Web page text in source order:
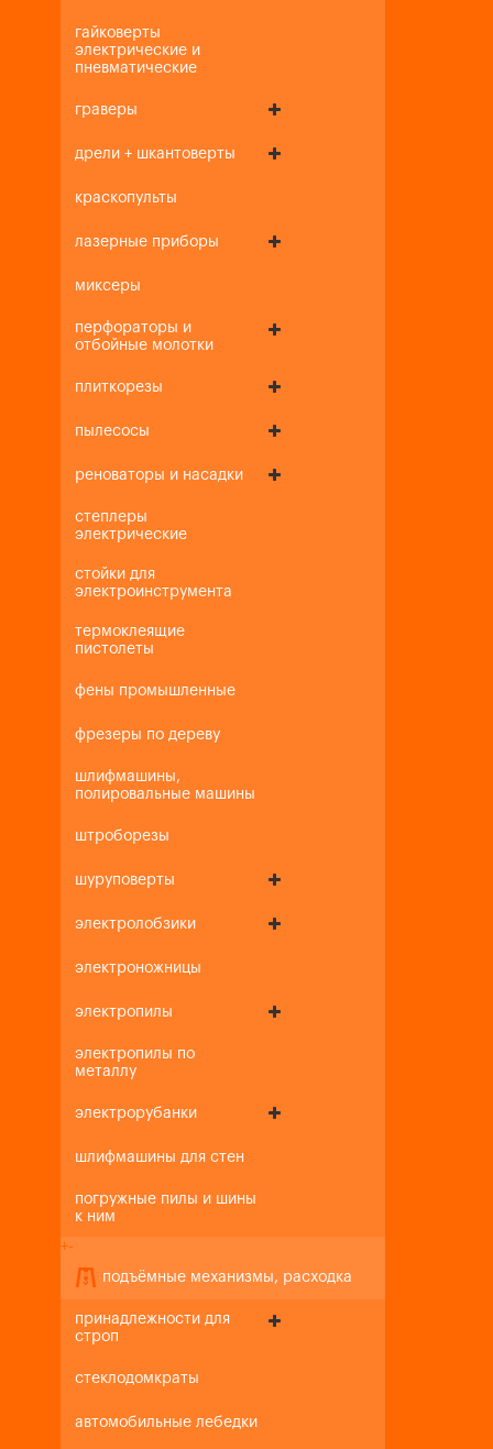
гайковерты
электрические и
пневматические
граверы
дрели + шкантоверты
краскопульты
лазерные приборы
миксеры
перфораторы и
отбойные молотки
плиткорезы
пылесосы
реноваторы и насадки
степлеры
электрические
стойки для
электроинструмента
термоклеящие
пистолеты
фены промышленные
фрезеры по дереву
шлифмашины,
полировальные машины
штроборезы
шуруповерты
электролобзики
электроножницы
электропилы
электропилы по
металлу
электрорубанки
шлифмашины для стен
погружные пилы и шины
к ним
+-
подъёмные механизмы, расходка
принадлежности для
строп
стеклодомкраты
автомобильные лебедки